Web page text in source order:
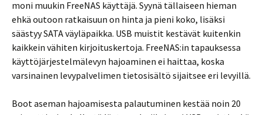
moni muukin FreeNAS käyttäjä. Syynä tällaiseen hieman
ehkä outoon ratkaisuun on hinta ja pieni koko, lisäksi
säästyy SATA väyläpaikka. USB muistit kestävät kuitenkin
kaikkein vähiten kirjoituskertoja. FreeNAS:in tapauksessa
käyttöjärjestelmälevyn hajoaminen ei haittaa, koska
varsinainen levypalvelimen tietosisältö sijaitsee eri levyillä.
Boot aseman hajoamisesta palautuminen kestää noin 20